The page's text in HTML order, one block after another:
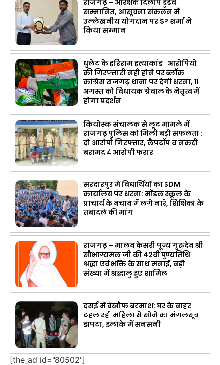
राजगढ़ – आरक्षक दिलीप डुडवे
सम्मानित, आसूचना संकलन में
उल्लेखनीय योगदान पर SP शर्मा ने
किया सम्मान
धुलेट के हरिराम हत्याकांड : आरोपियो
की गिरफ्तारी नही होने पर ब्लॉक
कांग्रेस राजगढ़ थाना पर देगी धरना, 11
अगस्त को विधायक ग्रेवाल के नेतृत्व में
होगा प्रदर्शन
कियोस्क संचालक से लूट मामले में
राजगढ़ पुलिस को मिली बड़ी सफलता :
दो आरोपी गिरफ्तार, लैपटॉप व नकदी
बरामद 4 आरोपी फरार
सरदारपुर में विद्यार्थियों का SDM
कार्यालय पर धरना: मॉडल स्कूल के
प्राचार्य के बचाव में लगे नारे, शिक्षिका के
तबादले की मांग
राजगढ़ – मालव केसरी पूज्य गुरुदेव श्री
सौभाग्यमल जी की 42वीं पुण्यतिथि
श्रद्धा एवं भक्ति के साथ मनाई, बड़ी
संख्या में श्रद्धालु हुए शामिल
दसई में बेखौफ बदमाश: घर के बाहर
टहल रही महिला से सोने का मंगलसूत्र
झपटा, इलाके में सनसनी
[the_ad id="80502"]